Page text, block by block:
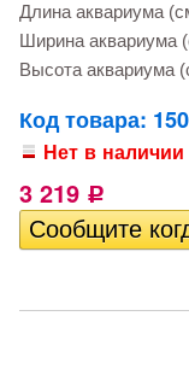
Длина аквариума
Ширина аквариума
Высота аквариума
Код товара:
Нет в наличии
3 219 Р